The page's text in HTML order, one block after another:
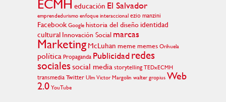
ECMH educación El Salvador
emprendedurismo enfoque interaccional ezio manzini
Facebook Google historia del diseño identidad
cultural Innovación Social marcas
Marketing McLuhan memememes Orihuela
política Propaganda Publicidad redes
socialessocial media storytelling TEDxECMH
transmedia Twitter Ulm Victor Margolin walter gropius Web
2.0 YouTube